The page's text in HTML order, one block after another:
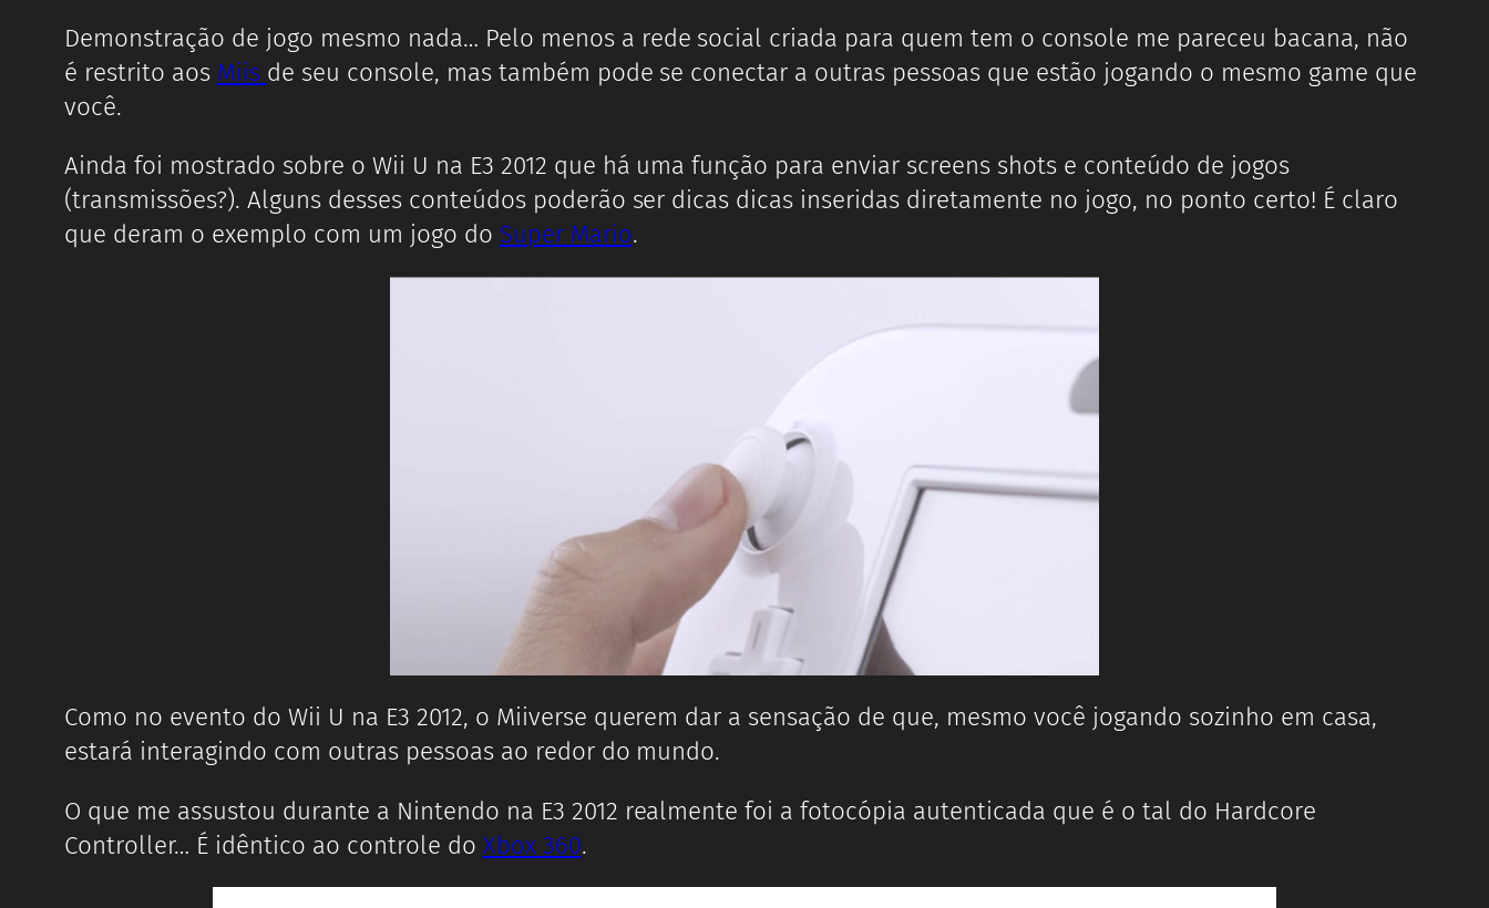
Demonstração de jogo mesmo nada… Pelo menos a rede social criada para quem tem o console me pareceu bacana, não
é restrito aos Miis de seu console, mas também pode se conectar a outras pessoas que estão jogando o mesmo game que
você.
Ainda foi mostrado sobre o Wii U na E3 2012 que há uma função para enviar screens shots e conteúdo de jogos
(transmissões?). Alguns desses conteúdos poderão ser dicas dicas inseridas diretamente no jogo, no ponto certo! É claro
que deram o exemplo com um jogo do Super Mario.
Como no evento do Wii U na E3 2012, o Miiverse querem dar a sensação de que, mesmo você jogando sozinho em casa,
estará interagindo com outras pessoas ao redor do mundo.
O que me assustou durante a Nintendo na E3 2012 realmente foi a fotocópia autenticada que é o tal do Hardcore
Controller… É idêntico ao controle do Xbox 360.